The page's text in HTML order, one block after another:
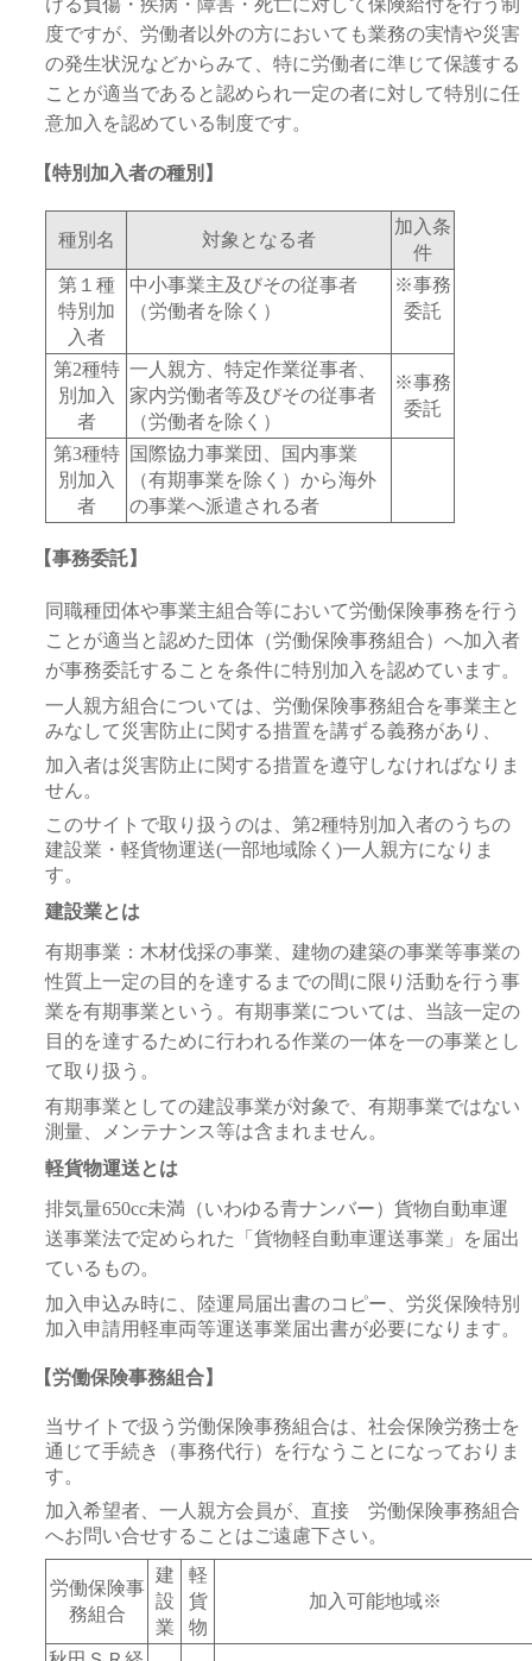
ける負傷・疾病・障害・死亡に対して保険給付を行う制
度ですが、労働者以外の方においても業務の実情や災害
の発生状況などからみて、特に労働者に準じて保護する
ことが適当であると認められ一定の者に対して特別に任
意加入を認めている制度です。
【特別加入者の種別】
種別名 対象となる者
加入条
件
第１種
特別加
入者
中小事業主及びその従事者
（労働者を除く）
※事務
委託
第2種特
別加入
者
一人親方、特定作業従事者、
家内労働者等及びその従事者
（労働者を除く）
※事務
委託
第3種特
別加入
者
国際協力事業団、国内事業
（有期事業を除く）から海外
の事業へ派遣される者
【事務委託】
同職種団体や事業主組合等において労働保険事務を行う
ことが適当と認めた団体（労働保険事務組合）へ加入者
が事務委託することを条件に特別加入を認めています。
一人親方組合については、労働保険事務組合を事業主と
みなして災害防止に関する措置を講ずる義務があり、
加入者は災害防止に関する措置を遵守しなければなりま
せん。
このサイトで取り扱うのは、第2種特別加入者のうちの
建設業・軽貨物運送(一部地域除く)一人親方になりま
す。
建設業とは
有期事業：木材伐採の事業、建物の建築の事業等事業の
性質上一定の目的を達するまでの間に限り活動を行う事
業を有期事業という。有期事業については、当該一定の
目的を達するために行われる作業の一体を一の事業とし
て取り扱う。
有期事業としての建設事業が対象で、有期事業ではない
測量、メンテナンス等は含まれません。
軽貨物運送とは
排気量650cc未満（いわゆる青ナンバー）貨物自動車運
送事業法で定められた「貨物軽自動車運送事業」を届出
ているもの。
加入申込み時に、陸運局届出書のコピー、労災保険特別
加入申請用軽車両等運送事業届出書が必要になります。
【労働保険事務組合】
当サイトで扱う労働保険事務組合は、社会保険労務士を
通じて手続き（事務代行）を行なうことになっておりま
す。
加入希望者、一人親方会員が、直接 労働保険事務組合
へお問い合せすることはご遠慮下さい。
労働保険事
務組合
建
設
業
軽
貨
物
加入可能地域※